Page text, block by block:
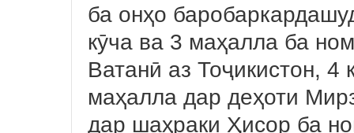
ба онҳо
кӯча ва 3 маҳалла ба
Ватанӣ аз Тоҷикистон,
маҳалла дар деҳоти
дар шаҳраки Ҳисор ба